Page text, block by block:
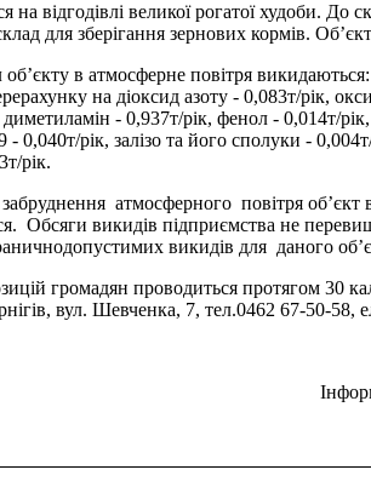
на відгодівлі великої рогатої худоби.
для зберігання зернових кормів.
в атмосферне повітря
на діоксид азоту - 0,083т/рік,
- 0,937т/рік, фенол - 0,014т/
- 0,040т/рік, залізо та його сполуки -
рік.
атмосферного повітря об’єкт
Обсяги викидів підприємства не
викидів для даного
громадян проводиться протягом 30
вул. Шевченка, 7, тел.0462 67-50-58,